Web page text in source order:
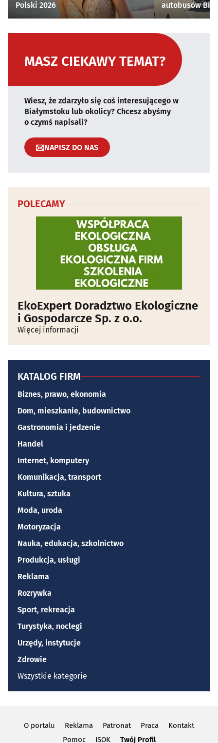
Polski 2026
autobusów
MASZ CIEKAWY TEMAT?
Wiesz, że zdarzyło się coś interesującego w
Białymstoku lub okolicy? Chcesz abyśmy
o czymś napisali?
NAPISZ DO NAS
POLECAMY
EkoExpert Doradztwo Ekologiczne
i Gospodarcze Sp. z o.o.
Więcej informacji
KATALOG FIRM
Biznes, prawo, ekonomia
Dom, mieszkanie, budownictwo
Gastronomia i jedzenie
Handel
Internet, komputery
Komunikacja, transport
Kultura, sztuka
Moda, uroda
Motoryzacja
Nauka, edukacja, szkolnictwo
Produkcja, usługi
Reklama
Rozrywka
Sport, rekreacja
Turystyka, noclegi
Urzędy, instytucje
Zdrowie
Wszystkie kategorie
O portalu Reklama Patronat Praca
Kontakt
Pomoc
ISOK Twój Profil